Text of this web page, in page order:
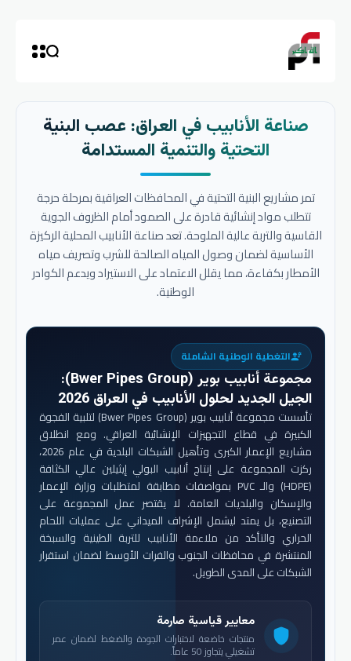
صناعة الأنابيب في العراق: عصب البنية
التحتية والتنمية المستدامة
تمر مشاريع البنية التحتية في المحافظات العراقية بمرحلة حرجة
تتطلب مواد إنشائية قادرة على الصمود أمام الظروف الجوية
القاسية والتربة عالية الملوحة. تعد صناعة الأنابيب المحلية الركيزة
الأساسية لضمان وصول المياه الصالحة للشرب وتصريف مياه
الأمطار بكفاءة، مما يقلل الاعتماد على الاستيراد ويدعم الكوادر
الوطنية.
engineeringالتغطية الوطنية الشاملة
مجموعة أنابيب بوير (Bwer Pipes Group)
:
الجيل الجديد لحلول الأنابيب في العراق 2026
تأسست مجموعة أنابيب بوير (Bwer Pipes Group) لتلبية الفجوة
الكبيرة في قطاع التجهيزات الإنشائية العراقي. ومع انطلاق
مشاريع الإعمار الكبرى وتأهيل الشبكات البلدية في عام 2026،
ركزت المجموعة على إنتاج أنابيب البولي إيثيلين عالي الكثافة
(HDPE) والـ PVC بمواصفات مطابقة لمتطلبات وزارة الإعمار
والإسكان والبلديات العامة. لا يقتصر عمل المجموعة على
التصنيع، بل يمتد ليشمل الإشراف الميداني على عمليات اللحام
الحراري والتأكد من ملاءمة الأنابيب للتربة الطينية والسبخة
المنتشرة في محافظات الجنوب والفرات الأوسط لضمان استقرار
الشبكات على المدى الطويل.
shield
معايير قياسية صارمة
منتجات خاضعة لاختبارات الجودة والضغط لضمان عمر
تشغيلي يتجاوز 50 عاماً.